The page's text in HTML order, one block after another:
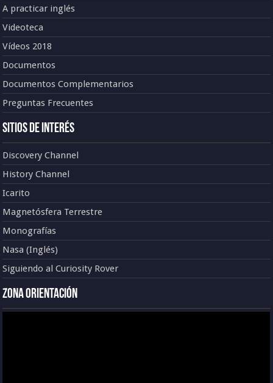
A practicar inglés
Videoteca
Vídeos 2018
Documentos
Documentos Complementarios
Preguntas Frecuentes
Sitios de Interés
Discovery Channel
History Channel
Icarito
Magnetósfera Terrestre
Monografías
Nasa (Inglés)
Siguiendo al Curiosity Rover
Zona Orientación